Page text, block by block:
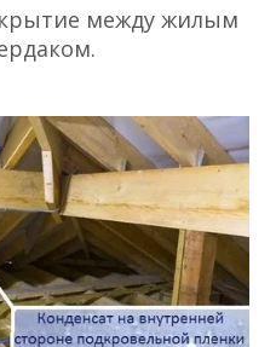
между жилым